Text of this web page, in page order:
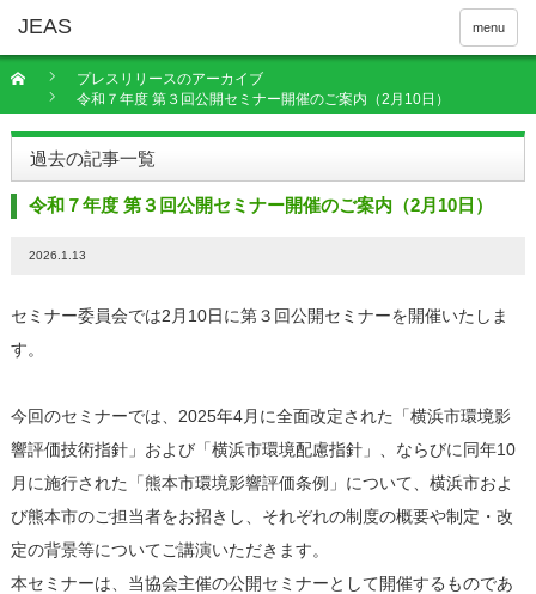
menu
プレスリリースのアーカイブ
令和７年度 第３回公開セミナー開催のご案内（2月10日）
過去の記事一覧
令和７年度 第３回公開セミナー開催のご案内（2月10日）
2026.1.13
セミナー委員会では2月10日に第３回公開セミナーを開催いたしま
す。
今回のセミナーでは、2025年4月に全面改定された「横浜市環境影
響評価技術指針」および「横浜市環境配慮指針」、ならびに同年10
月に施行された「熊本市環境影響評価条例」について、横浜市およ
び熊本市のご担当者をお招きし、それぞれの制度の概要や制定・改
定の背景等についてご講演いただきます。
本セミナーは、当協会主催の公開セミナーとして開催するものであ